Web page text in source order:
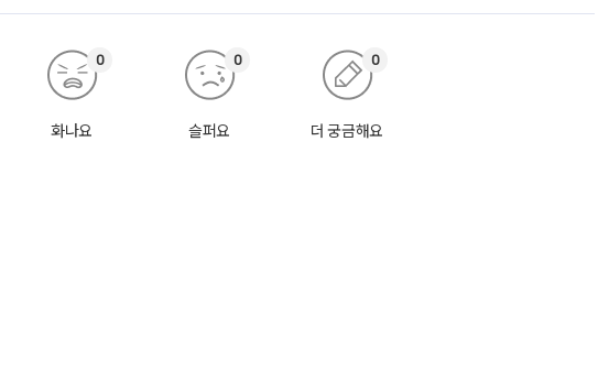
화나요
0
슬퍼요
0
더 궁금해요
0